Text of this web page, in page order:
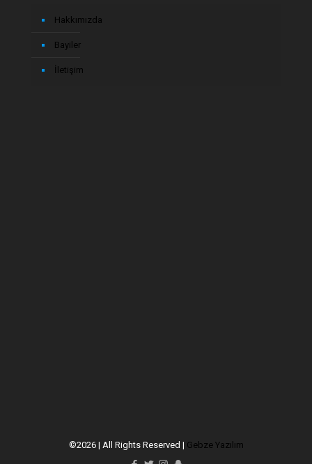
Hakkımızda
Bayiler
İletişim
©2026 | All Rights Reserved | Gebze Yazılım